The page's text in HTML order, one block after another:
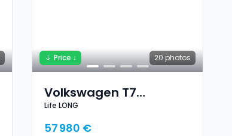
20 photos
Price ↓
Volkswagen T7
Multivan Life LONG
Life LONG
57 980 €